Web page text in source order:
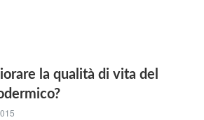
la qualità di vita del